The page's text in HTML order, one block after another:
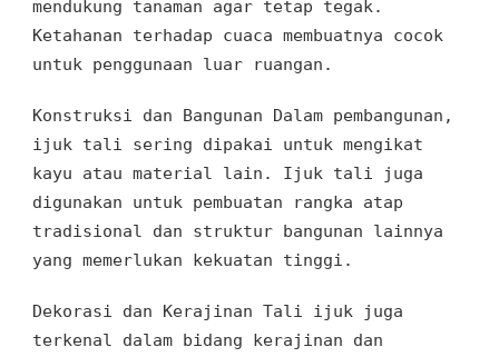
mendukung tanaman agar tetap tegak.
Ketahanan terhadap cuaca membuatnya cocok
untuk penggunaan luar ruangan.
Konstruksi dan Bangunan Dalam pembangunan,
ijuk tali sering dipakai untuk mengikat
kayu atau material lain . Ijuk tali juga
digunakan untuk pembuatan rangka atap
tradisional dan struktur bangunan lainnya
yang memerlukan kekuatan tinggi .
Dekorasi dan Kerajinan Tali ijuk juga
terkenal dalam bidang kerajinan dan